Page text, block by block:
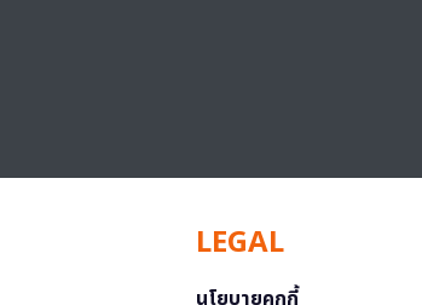
LEGAL
นโยบายคุกกี้